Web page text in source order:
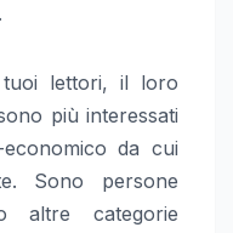
tuoi lettori, il loro
più interessati
da cui
Sono persone
altre categorie